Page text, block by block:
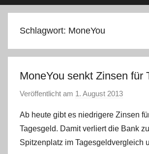
Schlagwort: MoneYou
MoneYou senkt Zinsen für
Veröffentlicht am 1. August 2013
n
C
W
Ab heute gibt es niedrigere Zinsen
Tagesgeld. Damit verliert die Bank
Spitzenplatz im Tagesgeldvergleich